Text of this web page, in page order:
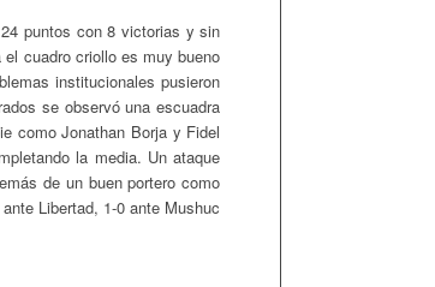
puntos con 8 victorias y sin
cuadro criollo es muy bueno
institucionales pusieron
se observó una escuadra
como Jonathan Borja y Fidel
la media. Un ataque
de un buen portero como
Libertad, 1-0 ante Mushuc